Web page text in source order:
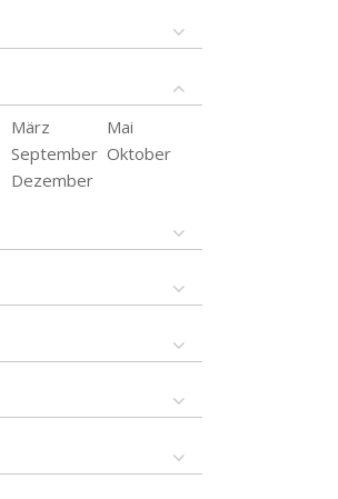
März
Mai
September Oktober
Dezember